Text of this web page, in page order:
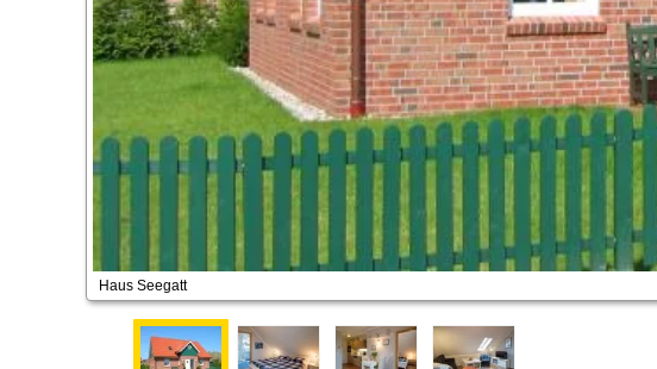
Haus Seegatt